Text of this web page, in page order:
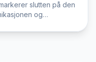
slutten på den
og
markedslanskap.